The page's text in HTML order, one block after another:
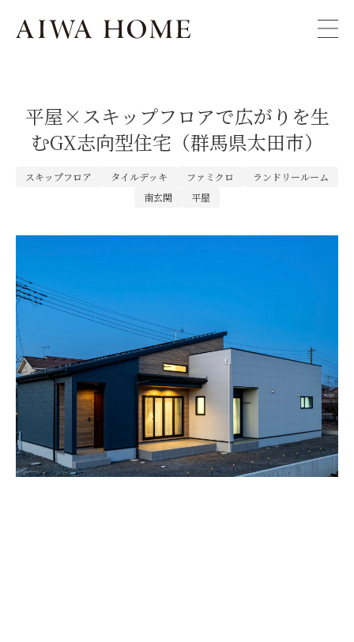
平屋×スキップフロアで広がりを生
むGX志向型住宅（群馬県太田市）
スキップフロア タイルデッキ ファミクロ
ランドリールーム
南玄関
平屋